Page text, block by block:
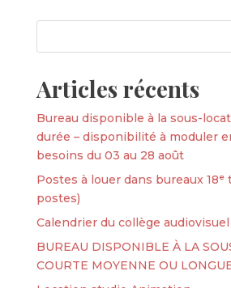
Articles récents
Bureau disponible à la sous-
durée – disponibilité à moduler
besoins du 03 au 28 août
Postes à louer dans bureaux 18ᵉ
postes)
Calendrier du collège audiovisuel
BUREAU DISPONIBLE À LA
COURTE MOYENNE OU